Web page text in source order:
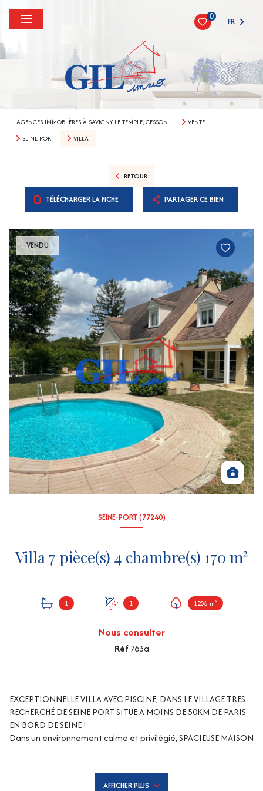
0 FR
AGENCES IMMOBIIÈRES À SAVIGNY LE TEMPLE, CESSON
VENTE
SEINE PORT
VILLA
RETOUR
TÉLÉCHARGER LA FICHE PARTAGER CE BIEN
VENDU
SEINE-PORT (77240)
Villa 7 pièce(s) 4 chambre(s) 170 m²
1 1 1206 m²
Nous consulter
Réf763a
EXCEPTIONNELLE VILLA AVEC PISCINE, DANS LE VILLAGE TRES
RECHERCHÉ DE SEINE PORT SITUE A MOINS DE 50KM DE PARIS
EN BORD DE SEINE !
Dans un environnement calme et privilégié, SPACIEUSE MAISON
1 suite parentale avec salle d'eau et dressing. A l'étage :
AFFICHER PLUS